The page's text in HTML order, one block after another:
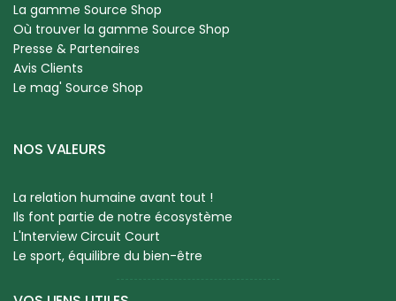
La gamme Source Shop
Où trouver la gamme Source Shop
Presse & Partenaires
Avis Clients
Le mag' Source Shop
NOS VALEURS
La relation humaine avant tout !
Ils font partie de notre écosystème
L'Interview Circuit Court
Le sport, équilibre du bien-être